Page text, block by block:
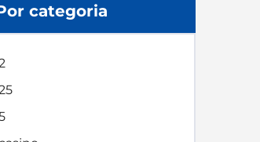
categoria